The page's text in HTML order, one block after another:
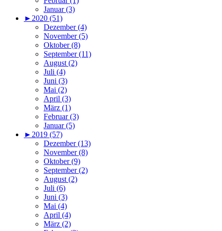
Januar (3)
► 2020 (51)
Dezember (4)
November (5)
Oktober (8)
September (11)
August (2)
Juli (4)
Juni (3)
Mai (2)
April (3)
März (1)
Februar (3)
Januar (5)
► 2019 (57)
Dezember (13)
November (8)
Oktober (9)
September (2)
August (2)
Juli (6)
Juni (3)
Mai (4)
April (4)
März (2)